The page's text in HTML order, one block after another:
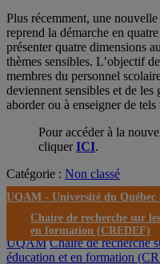
Plus récemment, une
reprend la démarche en
présenter quatre dimensions
thèmes sensibles. L’objectif
membres du personnel
deviennent sensibles et de
aborder ou à enseigner de tels
Pour accéder à la
cliquerICI.
Catégorie : Non classé
UQAM - Université du
Chaire de recherche sur
en formation (CREDEF)
UQAM Chaire de recherche
éducation et en formation